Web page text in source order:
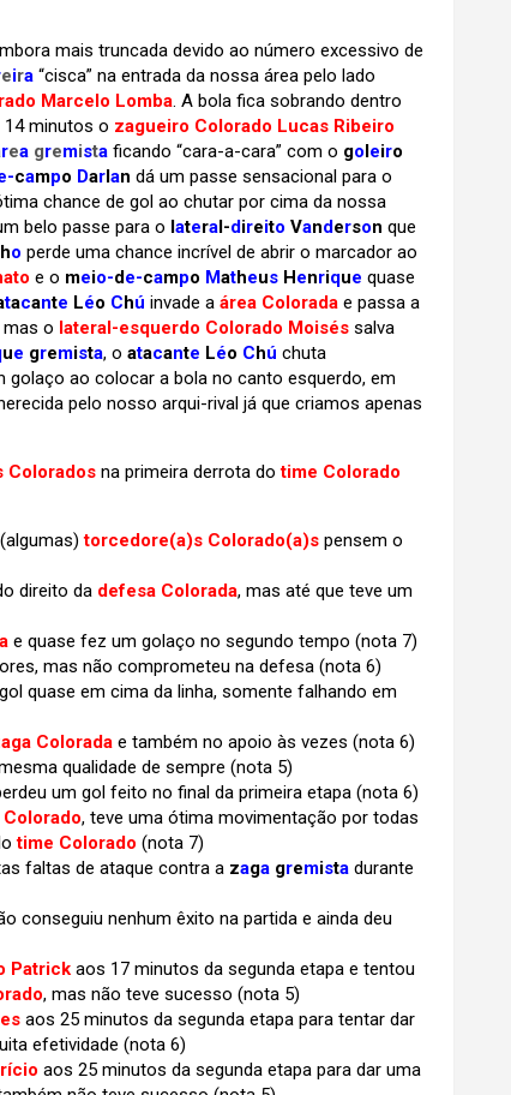
mais truncada devido ao número excessivo de
eira “cisca” na entrada da nossa área pelo lado
Marcelo Lomba. A bola fica sobrando dentro
minutos o zagueiro Colorado Lucas Ribeiro
rea gremista ficando “cara-a-cara” com o goleiro
campo Darlan dá um passe sensacional para o
chance de gol ao chutar por cima da nossa
belo passe para o lateral-direito Vanderson que
ho perde uma chance incrível de abrir o marcador ao
e o meio-de-campo Matheus Henrique quase
tacante Léo Chú invade a área Colorada e passa a
mas o lateral-esquerdo Colorado Moisés salva
ue gremista, o atacante Léo Chú chuta
ao colocar a bola no canto esquerdo, em
pelo nosso arqui-rival já que criamos apenas
Colorados na primeira derrota dotime Colorado
torcedore(a)s Colorado(a)s pensem o
direito da defesa Colorada, mas até que teve um
e quase fez um golaço no segundo tempo (nota 7)
mas não comprometeu na defesa (nota 6)
quase em cima da linha, somente falhando em
Colorada e também no apoio às vezes (nota 6)
qualidade de sempre (nota 5)
um gol feito no final da primeira etapa (nota 6)
, teve uma ótima movimentação por todas
time Colorado (nota 7)
faltas de ataque contra a zaga gremista durante
conseguiu nenhum êxito na partida e ainda deu
Patrick aos 17 minutos da segunda etapa e tentou
, mas não teve sucesso (nota 5)
aos 25 minutos da segunda etapa para tentar dar
efetividade (nota 6)
aos 25 minutos da segunda etapa para dar uma